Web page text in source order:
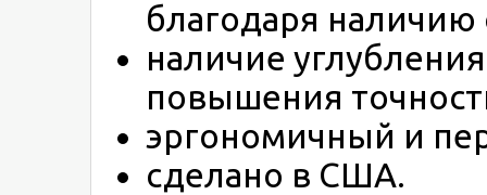
благодаря наличию
наличие
повышения
эргономичный и
сделано в США.